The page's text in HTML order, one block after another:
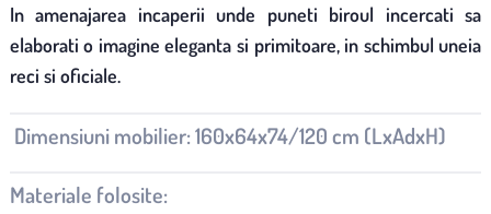
In amenajarea incaperii unde puneti biroul incercati sa
elaborati o imagine eleganta si primitoare, in schimbul uneia
reci si oficiale.
Dimensiuni mobilier: 160x64x74/120 cm (LxAdxH)
Materiale folosite: